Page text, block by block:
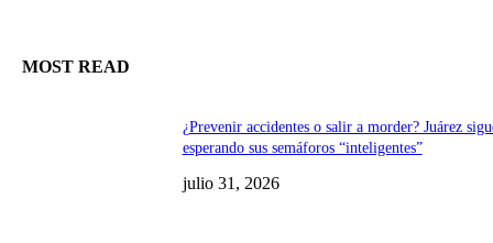
MOST READ
¿Prevenir accidentes o salir a morder? Juárez
esperando sus semáforos “inteligentes”
julio 31, 2026